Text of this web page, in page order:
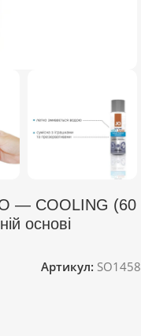
— COOLING (60
основі
Артикул: SO1458